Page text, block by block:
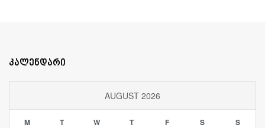
კალენდარი
AUGUST 2026
M T W T F S S